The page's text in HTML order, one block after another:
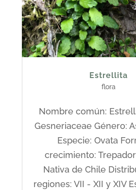
Estrellita
flora
Nombre común:
Gesneriaceae Género:
Especie: Ovata
crecimiento:
Nativa de Chile
regiones: VII - XII y XIV